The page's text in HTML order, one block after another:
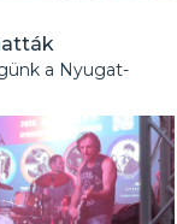
a Nyugat-